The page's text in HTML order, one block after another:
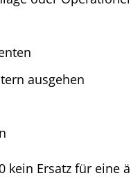
ausgehen
kein Ersatz für